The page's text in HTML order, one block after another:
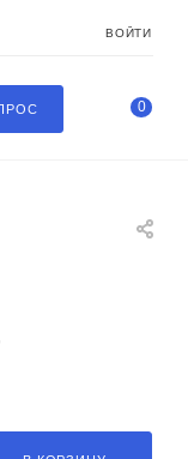
ВОЙТИ
0